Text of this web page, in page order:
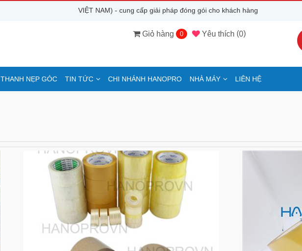
HANOPRO (VIỆT NAM) - cung cấp giải pháp đóng gói cho khách hàng
Giỏ hàng 0 Yêu thích (0)
THANH NẸP GÓC TIN TỨC CHI NHÁNH HANOPRO NHÀ MÁY LIÊN HỆ